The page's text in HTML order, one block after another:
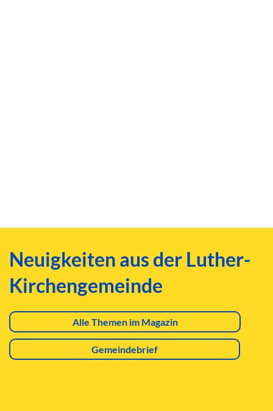
Neuigkeiten aus der Luther-
Kirchengemeinde
Alle Themen im Magazin
Gemeindebrief